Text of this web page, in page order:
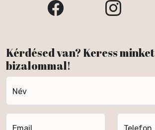
Kérdésed van? Keress minket
bizalommal!
Név